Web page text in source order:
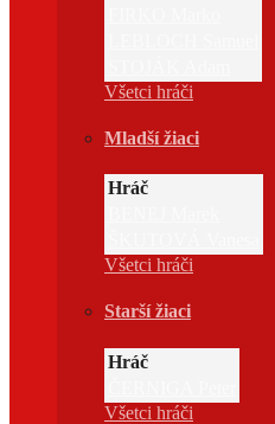
Všetci hráči
Mladší žiaci
Hráč
Všetci hráči
Starší žiaci
Hráč
Všetci hráči